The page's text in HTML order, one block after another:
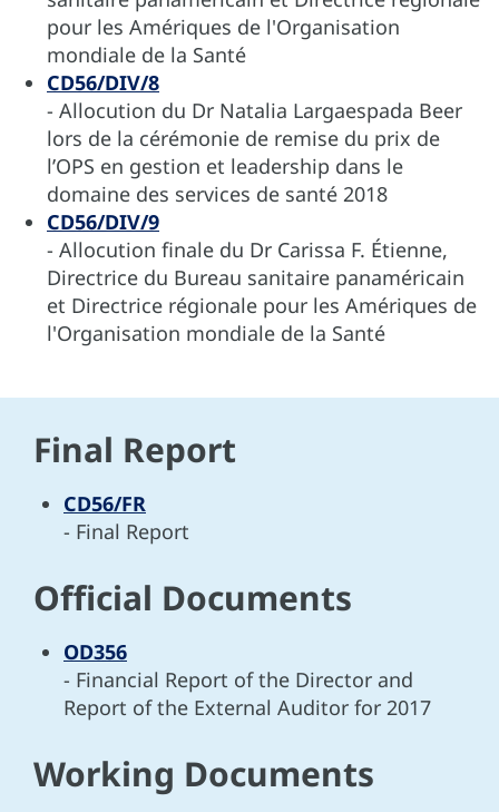
pour les Amériques de l'Organisation
mondiale de la Santé
CD56/DIV/8
- Allocution du Dr Natalia Largaespada Beer
lors de la cérémonie de remise du prix de
l’OPS en gestion et leadership dans le
domaine des services de santé 2018
CD56/DIV/9
- Allocution finale du Dr Carissa F. Étienne,
Directrice du Bureau sanitaire panaméricain
et Directrice régionale pour les Amériques de
l'Organisation mondiale de la Santé
Final Report
CD56/FR
- Final Report
Official Documents
OD356
- Financial Report of the Director and
Report of the External Auditor for 2017
Working Documents